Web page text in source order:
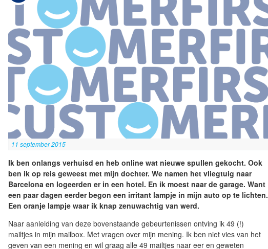
11 september 2015
Ik ben onlangs verhuisd en heb online wat nieuwe spullen gekocht. Ook
ben ik op reis geweest met mijn dochter. We namen het vliegtuig naar
Barcelona en logeerden er in een hotel. En ik moest naar de garage. Want
een paar dagen eerder begon een irritant lampje in mijn auto op te lichten.
Een oranje lampje waar ik knap zenuwachtig van werd.
Naar aanleiding van deze bovenstaande gebeurtenissen ontving ik 49 (!)
mailtjes in mijn mailbox. Met vragen over mijn mening. Ik ben niet vies van het
geven van een mening en wil graag alle 49 mailtjes naar eer en geweten